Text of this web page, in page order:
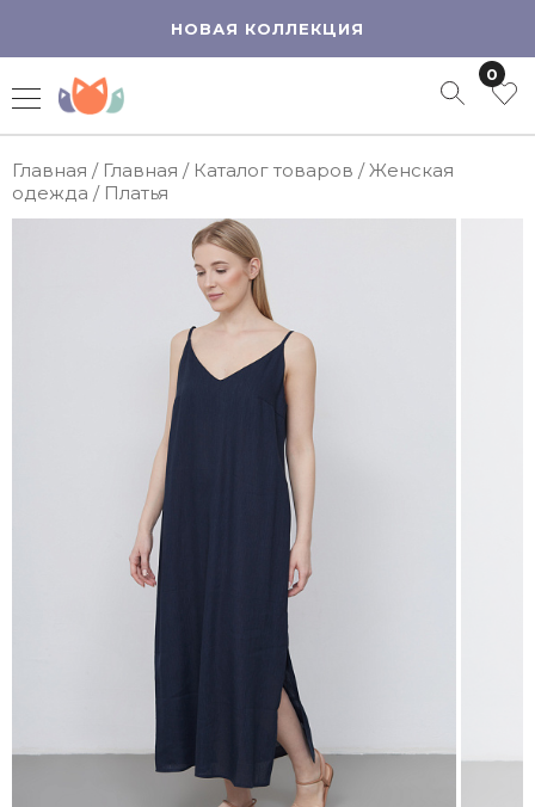
НОВАЯ КОЛЛЕКЦИЯ
0
Главная / Главная / Каталог товаров /Женская
одежда / Платья